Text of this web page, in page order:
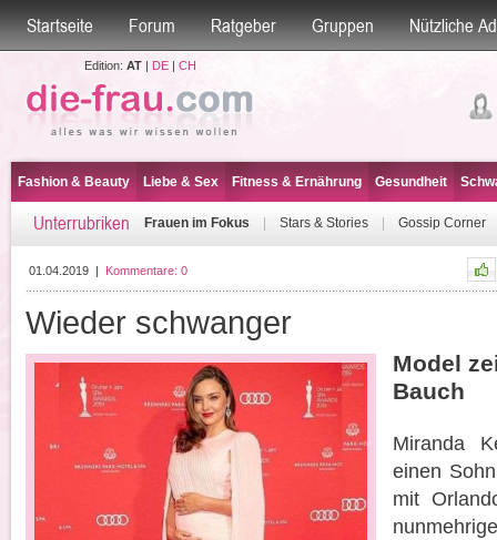
Startseite Forum Ratgeber Gruppen Nützliche
Edition: AT| DE| CH
Fashion & Beauty Liebe & Sex Fitness & Ernährung Gesundheit
Unterrubriken Frauen im Fokus Stars & Stories Gossip Corner
01.04.2019| Kommentare: 0
Wieder schwanger
Model
Bauch
Miranda
einen
mit